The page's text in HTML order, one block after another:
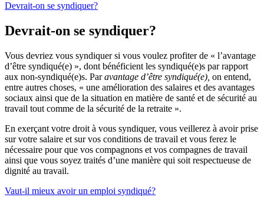
Devrait-on se syndiquer?
Devrait-on se syndiquer?
Vous devriez vous syndiquer si vous voulez profiter de « l’avantage
d’être syndiqué(e) », dont bénéficient les syndiqué(e)s par rapport
aux non-syndiqué(e)s. Paravantage d’être syndiqué(e), on entend,
entre autres choses, « une amélioration des salaires et des avantages
sociaux ainsi que de la situation en matière de santé et de sécurité au
travail tout comme de la sécurité de la retraite ».
En exerçant votre droit à vous syndiquer, vous veillerez à avoir prise
sur votre salaire et sur vos conditions de travail et vous ferez le
nécessaire pour que vos compagnons et vos compagnes de travail
ainsi que vous soyez traités d’une manière qui soit respectueuse de
dignité au travail.
Vaut-il mieux avoir un emploi syndiqué?